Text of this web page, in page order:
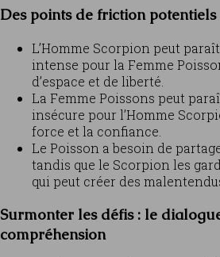
Des points de friction potentiels
L’Homme Scorpion peut
intense pour la Femme
d’espace et de liberté.
La Femme Poissons peut
insécure pour l’Homme
force et la confiance.
Le Poisson a besoin de
tandis que le Scorpion les
qui peut créer des
Surmonter les défis : le
compréhension